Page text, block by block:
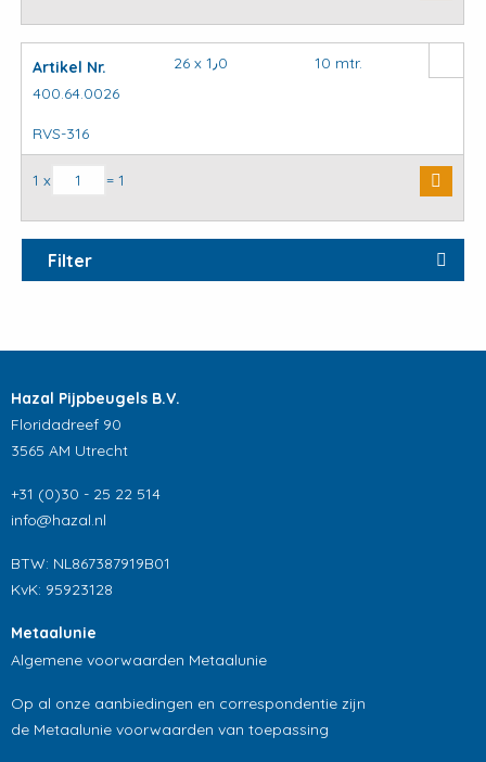
Artikel Nr.
400.64.0026
26 x 1٫0 10 mtr.
RVS-316
Montageband RVS-316 aantal
1 x = 1
Filter
Hazal Pijpbeugels B.V.
Floridadreef 90
3565 AM Utrecht
+31 (0)30 - 25 22 514
info@hazal.nl
BTW: NL867387919B01
KvK: 95923128
Metaalunie
Algemene voorwaarden Metaalunie
Op al onze aanbiedingen en correspondentie zijn
de Metaalunie voorwaarden van toepassing